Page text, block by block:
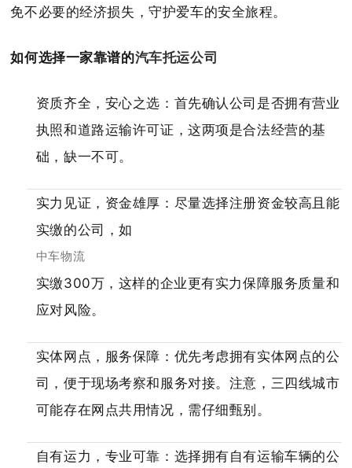
免不必要的经济损失，守护爱车的安全旅程。
如何选择一家靠谱的汽车托运公司
资质齐全，安心之选：首先确认公司是否拥有营业
执照和道路运输许可证，这两项是合法经营的基
础，缺一不可。
实力见证，资金雄厚：尽量选择注册资金较高且能
实缴的公司，如
中车物流
实缴300万，这样的企业更有实力保障服务质量和
应对风险。
实体网点，服务保障：优先考虑拥有实体网点的公
司，便于现场考察和服务对接。注意，三四线城市
可能存在网点共用情况，需仔细甄别。
自有运力，专业可靠：选择拥有自有运输车辆的公